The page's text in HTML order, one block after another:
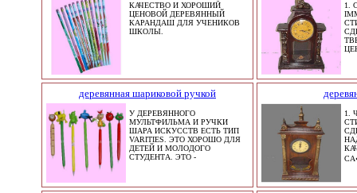
КАЧЕСТВО И ХОРОШИЙ
ЦЕНОВОЙ ДЕРЕВЯННЫЙ
КАРАНДАШ ДЛЯ УЧЕНИКОВ
ШКОЛЫ.
1.
деревянная шариковой ручкой
У ДЕРЕВЯННОГО
МУЛЬТФИЛЬМА И РУЧКИ
ШАРА ИСКУССТВ ЕСТЬ ТИП
VARITIES. ЭТО ХОРОШО ДЛЯ
ДЕТЕЙ И МОЛОДОГО
СТУДЕНТА. ЭТО -
1.